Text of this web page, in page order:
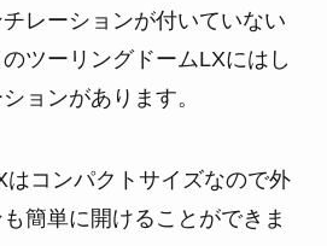
レーションが付いていない
ツーリングドームLXにはし
ョンがあります。
はコンパクトサイズなので外
簡単に開けることができま